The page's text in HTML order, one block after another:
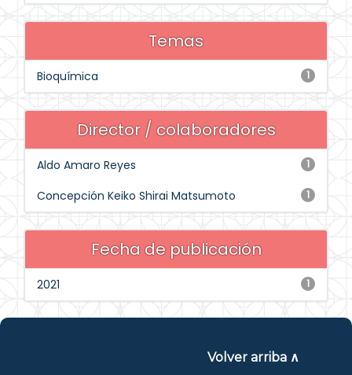
Temas
1
Bioquímica
Director / colaboradores
1
Aldo Amaro Reyes
1
Concepción Keiko Shirai Matsumoto
Fecha de publicación
1
2021
Volver arriba ∧